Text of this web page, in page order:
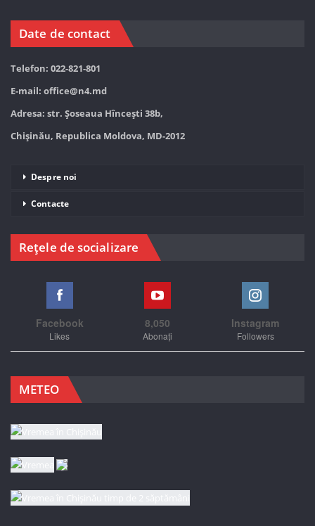
Date de contact
Telefon: 022-821-801
E-mail: office@n4.md
Adresa: str. Șoseaua Hînceşti 38b,
Chișinău, Republica Moldova, MD-2012
Despre noi
Contacte
Rețele de socializare
Facebook
Likes
8,050
Abonați
Instagram
Followers
METEO